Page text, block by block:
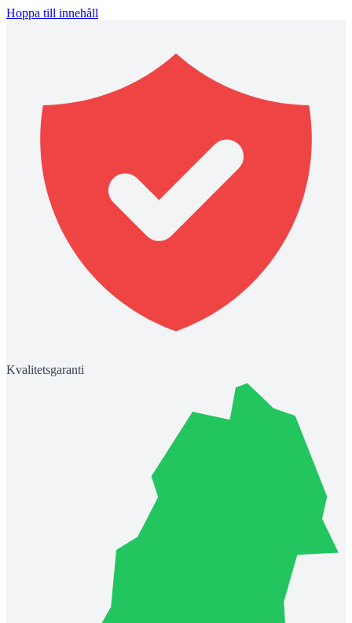
Hoppa till innehåll
Kvalitetsgaranti